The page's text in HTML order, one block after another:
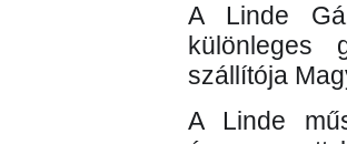
A Linde
különleges
szállítója
A Linde